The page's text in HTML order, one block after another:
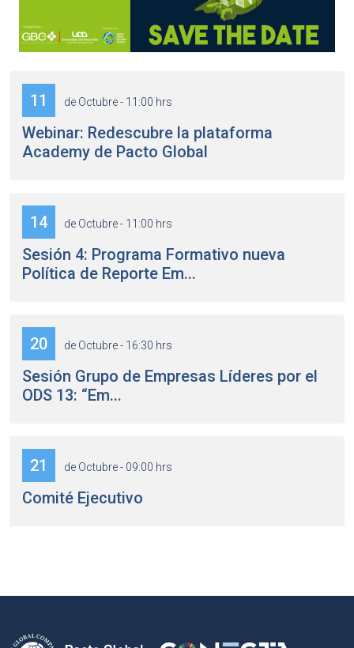
11 de Octubre - 11:00 hrs
Webinar: Redescubre la plataforma
Academy de Pacto Global
14 de Octubre - 11:00 hrs
Sesión 4: Programa Formativo nueva
Política de Reporte Em...
20 de Octubre - 16:30 hrs
Sesión Grupo de Empresas Líderes por el
ODS 13: “Em...
21 de Octubre - 09:00 hrs
Comité Ejecutivo